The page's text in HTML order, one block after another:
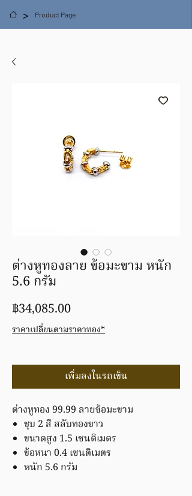
> Product Page
ต่างหูทองลาย ข้อมะขาม หนัก
5.6 กรัม
฿34,085.00ราคา
ราคาเปลี่ยนตามราคาทอง*
เพิ่มลงในรถเข็น
ต่างหูทอง 99.99 ลายข้อมะขาม
ชุบ 2 สี สลับทองขาว
ขนาดสูง 1.5 เซนติเมตร
ข้อหนา 0.4 เซนติเมตร
หนัก 5.6 กรัม